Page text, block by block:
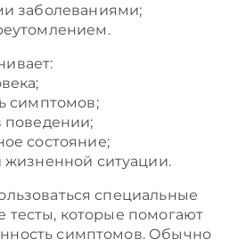
заболеваниями;
симптомов;
поведении;
состояние;
жизненной ситуации.
специальные
тесты, которые помогают
симптомов. Обычно